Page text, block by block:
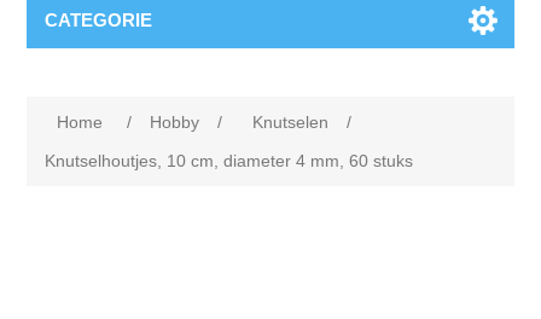
CATEGORIE
Home / Hobby / Knutselen
/
Knutselhoutjes, 10 cm, diameter 4 mm, 60 stuks